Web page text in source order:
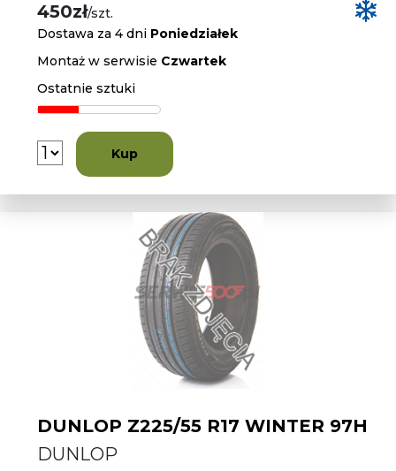
450zł/szt.
Dostawa za 4 dni Poniedziałek
Montaż w serwisie Czwartek
Ostatnie sztuki
Kup
DUNLOP Z225/55 R17 WINTER 97H
DUNLOP